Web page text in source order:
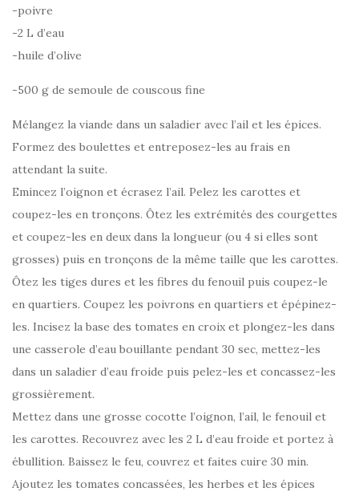
-poivre
-2 L d’eau
-huile d’olive
-500 g de semoule de couscous fine
Mélangez la viande dans un saladier avec l’ail et les épices.
Formez des boulettes et entreposez-les au frais en
attendant la suite.
Emincez l’oignon et écrasez l’ail. Pelez les carottes et
coupez-les en tronçons. Ôtez les extrémités des courgettes
et coupez-les en deux dans la longueur (ou 4 si elles sont
grosses) puis en tronçons de la même taille que les carottes.
Ôtez les tiges dures et les fibres du fenouil puis coupez-le
en quartiers. Coupez les poivrons en quartiers et épépinez-
les. Incisez la base des tomates en croix et plongez-les dans
une casserole d’eau bouillante pendant 30 sec, mettez-les
dans un saladier d’eau froide puis pelez-les et concassez-les
grossièrement.
Mettez dans une grosse cocotte l’oignon, l’ail, le fenouil et
les carottes. Recouvrez avec les 2 L d’eau froide et portez à
ébullition. Baissez le feu, couvrez et faites cuire 30 min.
Ajoutez les tomates concassées, les herbes et les épices